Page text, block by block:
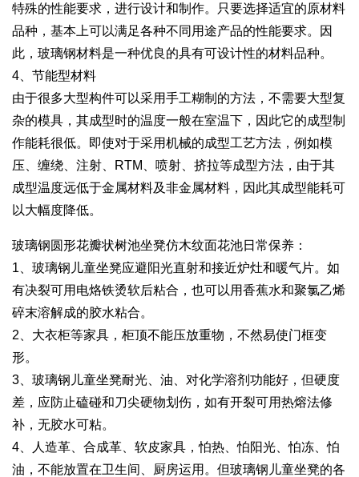
特殊的性能要求，进行设计和制作。只要选择适宜的原材料
品种，基本上可以满足各种不同用途产品的性能要求。因
此，玻璃钢材料是一种优良的具有可设计性的材料品种。
4、节能型材料
由于很多大型构件可以采用手工糊制的方法，不需要大型复
杂的模具，其成型时的温度一般在室温下，因此它的成型制
作能耗很低。即使对于采用机械的成型工艺方法，例如模
压、缠绕、注射、RTM、喷射、挤拉等成型方法，由于其
成型温度远低于金属材料及非金属材料，因此其成型能耗可
以大幅度降低。
玻璃钢圆形花瓣状树池坐凳仿木纹面花池日常保养：
1、玻璃钢儿童坐凳应避阳光直射和接近炉灶和暖气片。如
有决裂可用电烙铁烫软后粘合，也可以用香蕉水和聚氯乙烯
碎末溶解成的胶水粘合。
2、大衣柜等家具，柜顶不能压放重物，不然易使门框变
形。
3、玻璃钢儿童坐凳耐光、油、对化学溶剂功能好，但硬度
差，应防止磕碰和刀尖硬物划伤，如有开裂可用热熔法修
补，无胶水可粘。
4、人造革、合成革、软皮家具，怕热、怕阳光、怕冻、怕
油，不能放置在卫生间、厨房运用。但玻璃钢儿童坐凳的各